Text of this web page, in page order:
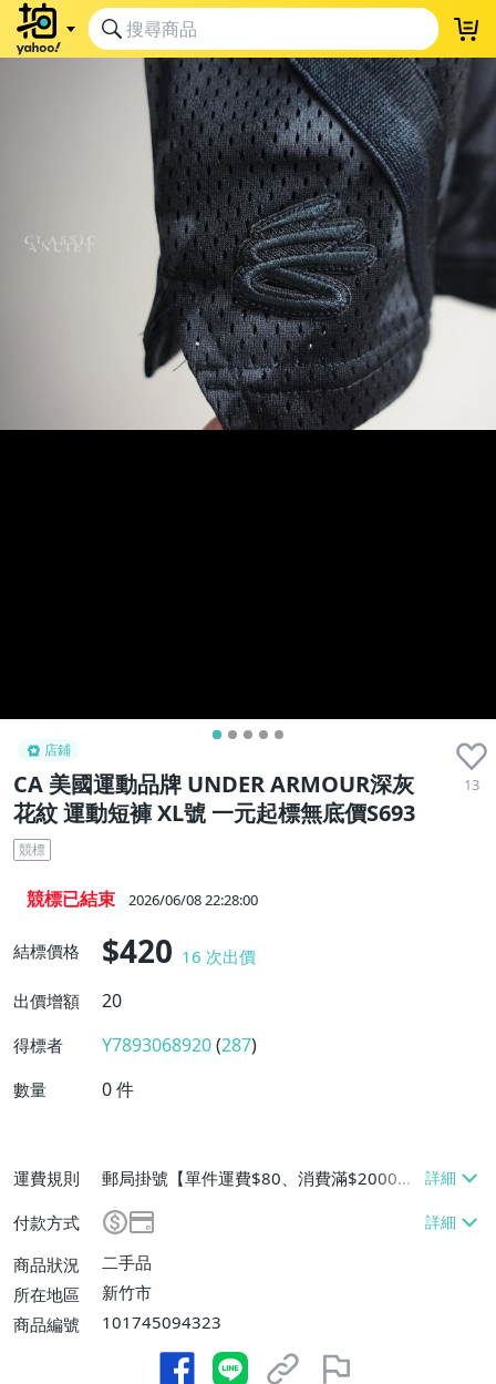
店鋪
CA 美國運動品牌 UNDER ARMOUR深灰
花紋 運動短褲 XL號 一元起標無底價S693
13
競標
競標已結束 2026/06/08 22:28:00
結標價格 $420 16 次出價
出價增額
20
得標者 Y7893068920(287)
數量 0件
運費規則
郵局掛號【單件運費$80、消費滿$2000免
運費】、面交/自取/不寄送【免運費】、離
島配送【單件運費$80、消費滿$2000免運
費】
付款方式
商品狀況
二手品
所在地區
新竹市
商品編號
101745094323